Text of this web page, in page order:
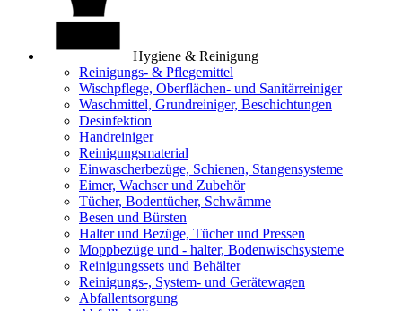
Hygiene & Reinigung
Reinigungs- & Pflegemittel
Wischpflege, Oberflächen- und Sanitärreiniger
Waschmittel, Grundreiniger, Beschichtungen
Desinfektion
Handreiniger
Reinigungsmaterial
Einwascherbezüge, Schienen, Stangensysteme
Eimer, Wachser und Zubehör
Tücher, Bodentücher, Schwämme
Besen und Bürsten
Halter und Bezüge, Tücher und Pressen
Moppbezüge und - halter, Bodenwischsysteme
Reinigungssets und Behälter
Reinigungs-, System- und Gerätewagen
Abfallentsorgung